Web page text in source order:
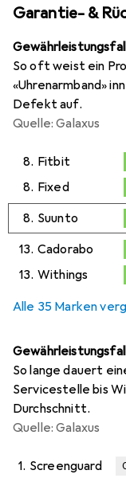
Garantie- &
So oft weist ein
«Uhrenarmband»
Defekt auf.
Quelle: Galaxus
8. Fitbit
8. Fixed
8. Suunto
13. Cadorabo
13. Withings
Alle 35 Marken
So lange dauert
Servicestelle bis
Durchschnitt.
Quelle: Galaxus
1. Screenguard